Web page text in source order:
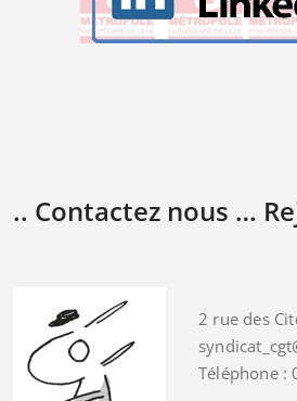
.. Contactez nous …
2 rue des
Téléphone :